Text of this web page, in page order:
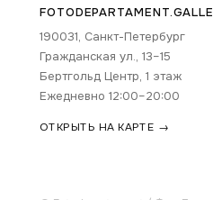
190031, Санкт-Петербург
Гражданская ул., 13–15
Бертгольд Центр, 1 этаж
Ежедневно 12:00–20:00
ОТКРЫТЬ НА КАРТЕ →